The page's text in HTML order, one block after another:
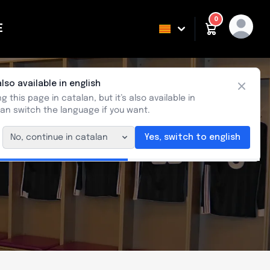
0
available in english
this page in catalan, but it’s also available in
switch the language if you want.
Close
No, continue in catalan Yes, switch to english